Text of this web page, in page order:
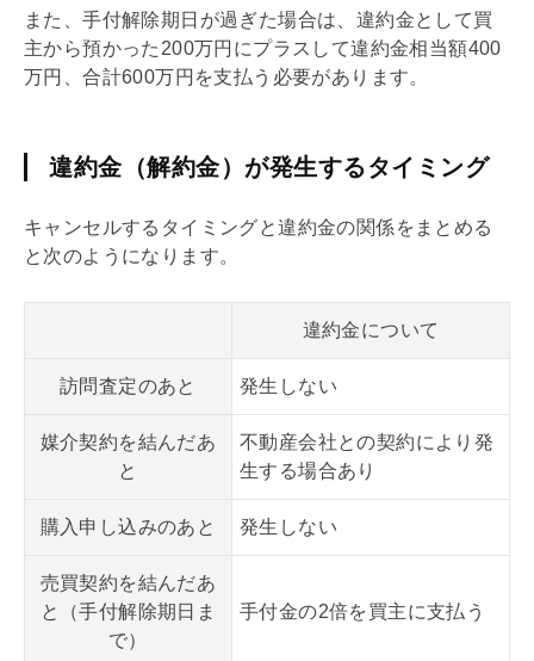
また、手付解除期日が過ぎた場合は、違約金として買
主から預かった200万円にプラスして違約金相当額400
万円、合計600万円を支払う必要があります。
違約金（解約金）が発生するタイミング
キャンセルするタイミングと違約金の関係をまとめる
と次のようになります。
違約金について
訪問査定のあと 発生しない
媒介契約を結んだあ
と
不動産会社との契約により発
生する場合あり
購入申し込みのあと 発生しない
売買契約を結んだあ
と（手付解除期日ま
で）
手付金の2倍を買主に支払う